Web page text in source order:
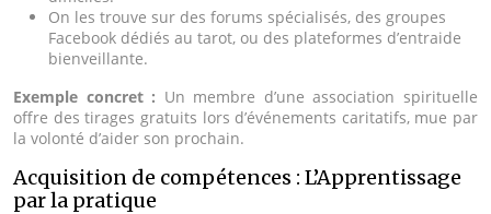
On les trouve sur des forums spécialisés, des groupes
Facebook dédiés au tarot, ou des plateformes d’entraide
bienveillante.
Exemple concret : Un membre d’une association spirituelle
offre des tirages gratuits lors d’événements caritatifs, mue par
la volonté d’aider son prochain.
Acquisition de compétences : L’Apprentissage
par la pratique